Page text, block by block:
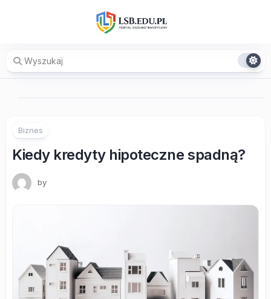
Biznes
Kiedy kredyty hipoteczne spadną?
by